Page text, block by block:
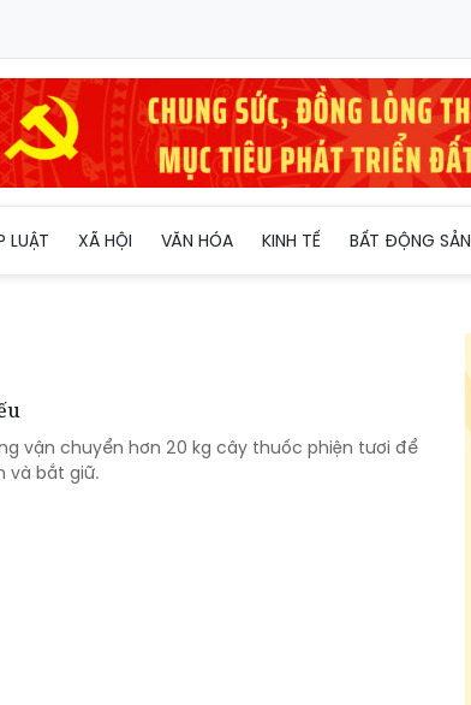
LUẬT XÃ HỘI VĂN HÓA KINH TẾ BẤT ĐỘNG SẢN
vận chuyển hơn 20 kg cây thuốc phiện tươi để
và bắt giữ.